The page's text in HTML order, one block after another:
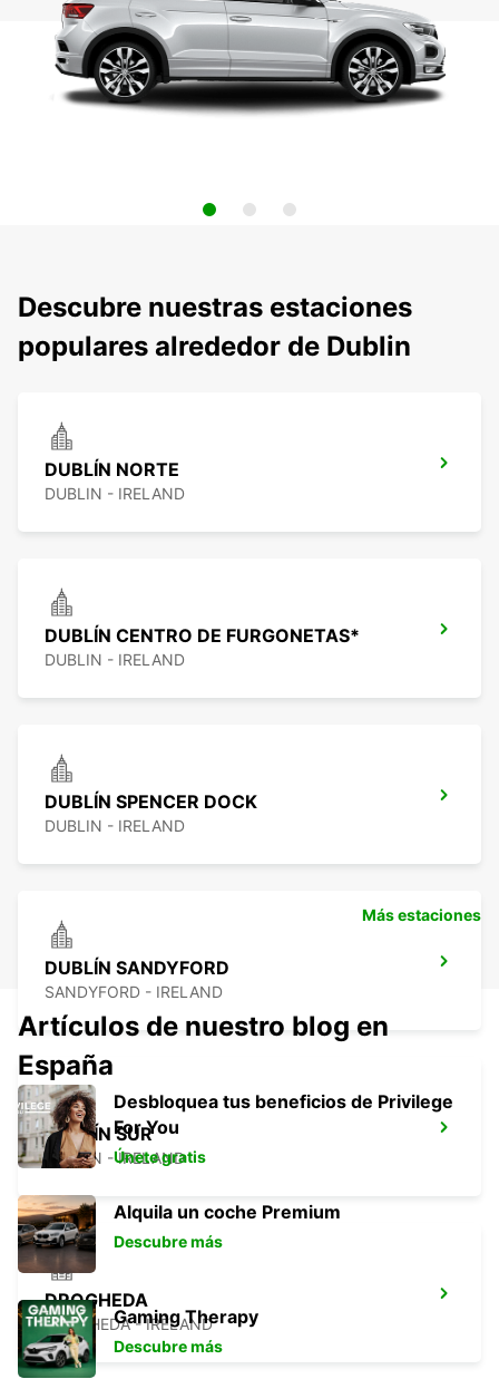
Descubre nuestras estaciones
populares alrededor de Dublin
DUBLÍN NORTE
DUBLIN - IRELAND
DUBLÍN CENTRO DE FURGONETAS*
DUBLIN - IRELAND
DUBLÍN SPENCER DOCK
DUBLIN - IRELAND
DUBLÍN SANDYFORD
SANDYFORD - IRELAND
DUBLÍN SUR
DUBLIN - IRELAND
DROGHEDA
DROGHEDA - IRELAND
Más estaciones
Artículos de nuestro blog en
España
Desbloquea tus beneficios de Privilege
For You
Únete gratis
Alquila un coche Premium
Descubre más
Gaming Therapy
Descubre más